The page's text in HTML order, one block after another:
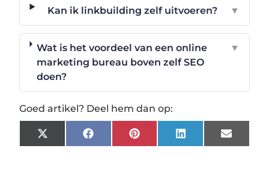
Kan ik linkbuilding zelf uitvoeren? ▼
Wat is het voordeel van een online
marketing bureau boven zelf SEO
doen?
▼
Goed artikel? Deel hem dan op:
X
(Twitter)
FacebookPinterestLinkedInEmail